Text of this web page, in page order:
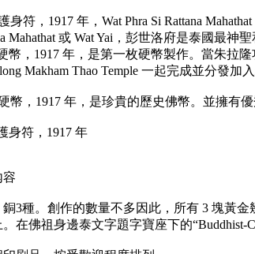
身符，1917 年，Wat Phra Si Rattana
Mahathat 或 Wat Yai，彭世洛府是泰國最
硬幣，1917 年，是第一枚硬幣製作。當朱
Makham Thao Temple 一起完成並分發加
硬幣，1917 年，是珍貴的歷史佛幣。並擁
身符，1917 年
容
3種。創作的數量不多因此，所有 3 塊黃
在佛祖身邊泰文字題字寶座下的“Buddhist-